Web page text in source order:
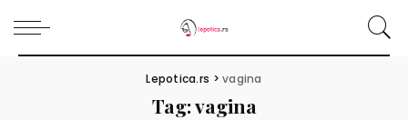
Lepotica.rs >vagina
Tag:vagina